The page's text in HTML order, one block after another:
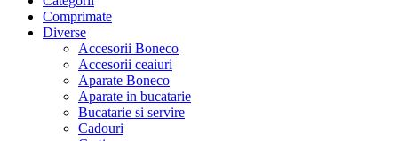
Comprimate
Diverse
Accesorii Boneco
Accesorii ceaiuri
Aparate Boneco
Aparate in bucatarie
Bucatarie si servire
Cadouri